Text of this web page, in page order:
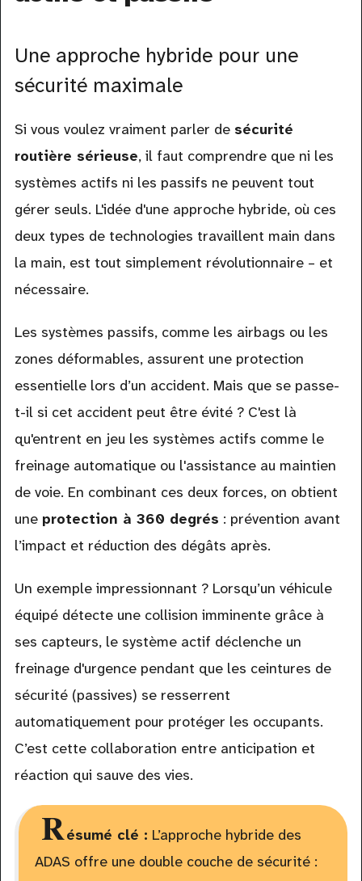
Une approche hybride pour une
sécurité maximale
Si vous voulez vraiment parler de sécurité
routière sérieuse, il faut comprendre que ni les
systèmes actifs ni les passifs ne peuvent tout
gérer seuls. L'idée d'une approche hybride, où ces
deux types de technologies travaillent main dans
la main, est tout simplement révolutionnaire – et
nécessaire.
Les systèmes passifs, comme les airbags ou les
zones déformables, assurent une protection
essentielle lors d’un accident. Mais que se passe-
t-il si cet accident peut être évité ? C'est là
qu'entrent en jeu les systèmes actifs comme le
freinage automatique ou l'assistance au maintien
de voie. En combinant ces deux forces, on obtient
une protection à 360 degrés : prévention avant
l’impact et réduction des dégâts après.
Un exemple impressionnant ? Lorsqu’un véhicule
équipé détecte une collision imminente grâce à
ses capteurs, le système actif déclenche un
freinage d'urgence pendant que les ceintures de
sécurité (passives) se resserrent
automatiquement pour protéger les occupants.
C’est cette collaboration entre anticipation et
réaction qui sauve des vies.
Résumé clé : L’approche hybride des
ADAS offre une double couche de sécurité :